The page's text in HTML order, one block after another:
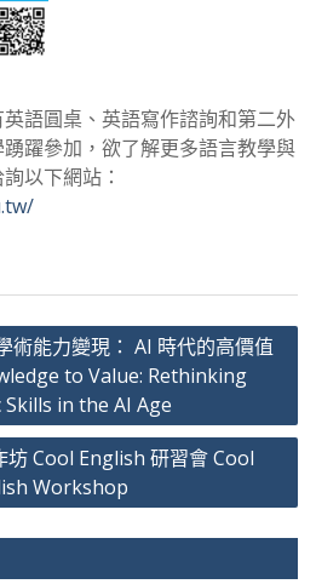
語圓桌、英語寫作諮詢和第二外
躍參加，欲了解更多語言教學與
以下網站：
術能力變現： AI 時代的高價值
to Value: Rethinking
Skills in the AI Age
坊 Cool English 研習會 Cool
Workshop